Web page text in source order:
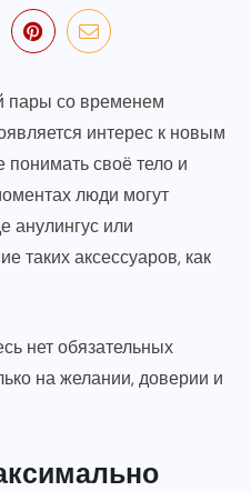
пары со временем
интерес к новым
своё тело и
люди могут
анулингус или
таких аксессуаров, как
нет обязательных
на желании, доверии и